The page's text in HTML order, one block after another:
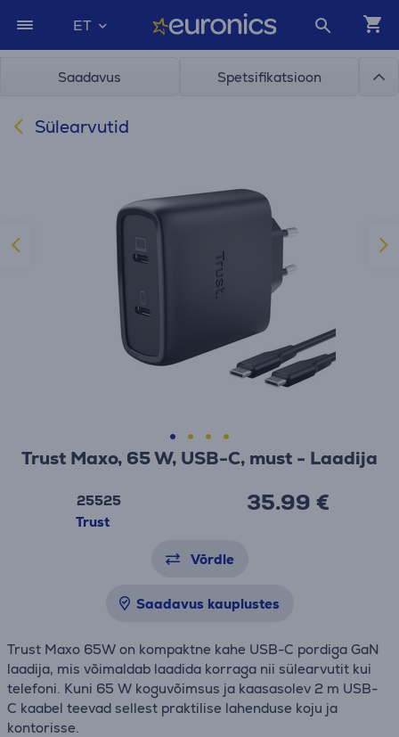
ET
Saadavus Spetsifikatsioon
Sülearvutid
Trust Maxo, 65 W, USB-C, must - Laadija
25525
Trust
35.99 €
Võrdle
Saadavus kauplustes
Trust Maxo 65W on kompaktne kahe USB-C pordiga GaN
laadija, mis võimaldab laadida korraga nii sülearvutit kui
telefoni. Kuni 65 W koguvõimsus ja kaasasolev 2 m USB-
C kaabel teevad sellest praktilise lahenduse koju ja
kontorisse.